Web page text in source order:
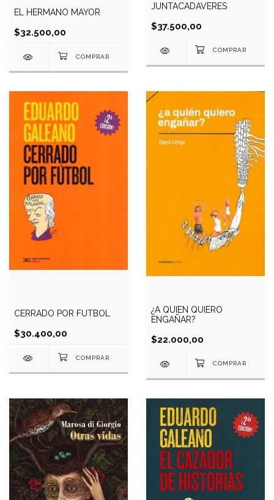
EL HERMANO MAYOR
$32.500,00
JUNTACADAVERES
$37.500,00
CERRADO POR FUTBOL
$30.400,00
¿A QUIEN QUIERO
ENGAÑAR?
$22.000,00